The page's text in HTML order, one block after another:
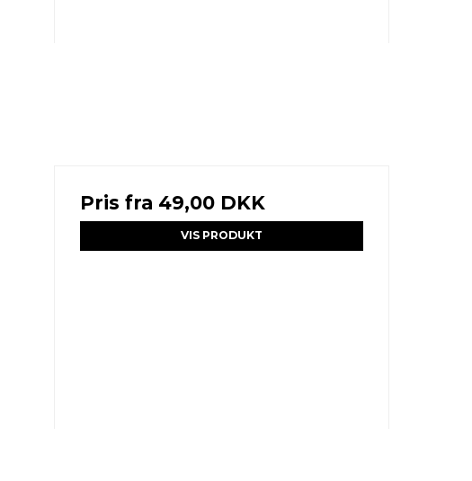
Pris fra 49,00 DKK
VIS PRODUKT